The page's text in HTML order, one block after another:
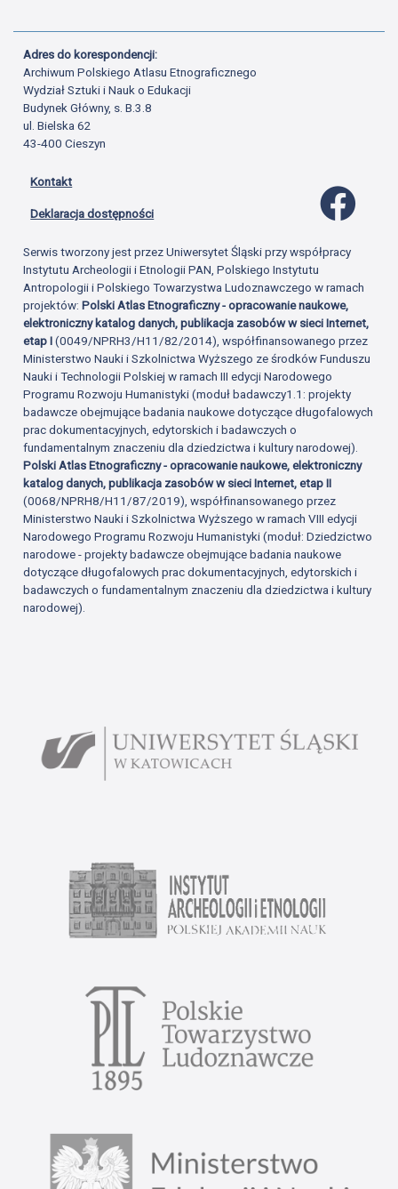
Adres do korespondencji:
Archiwum Polskiego Atlasu Etnograficznego
Wydział Sztuki i Nauk o Edukacji
Budynek Główny, s. B.3.8
ul. Bielska 62
43-400 Cieszyn
Kontakt
Deklaracja dostępności
Serwis tworzony jest przez Uniwersytet Śląski przy współpracy
Instytutu Archeologii i Etnologii PAN, Polskiego Instytutu
Antropologii i Polskiego Towarzystwa Ludoznawczego w ramach
projektów:Polski Atlas Etnograficzny - opracowanie naukowe,
elektroniczny katalog danych, publikacja zasobów w sieci Internet,
etap I(0049/NPRH3/H11/82/2014), współfinansowanego przez
Ministerstwo Nauki i Szkolnictwa Wyższego ze środków Funduszu
Nauki i Technologii Polskiej w ramach III edycji Narodowego
Programu Rozwoju Humanistyki (moduł badawczy1.1: projekty
badawcze obejmujące badania naukowe dotyczące długofalowych
prac dokumentacyjnych, edytorskich i badawczych o
fundamentalnym znaczeniu dla dziedzictwa i kultury narodowej).
Polski Atlas Etnograficzny - opracowanie naukowe, elektroniczny
katalog danych, publikacja zasobów w sieci Internet, etap II
(0068/NPRH8/H11/87/2019), współfinansowanego przez
Ministerstwo Nauki i Szkolnictwa Wyższego w ramach VIII edycji
Narodowego Programu Rozwoju Humanistyki (moduł: Dziedzictwo
narodowe - projekty badawcze obejmujące badania naukowe
dotyczące długofalowych prac dokumentacyjnych, edytorskich i
badawczych o fundamentalnym znaczeniu dla dziedzictwa i kultury
narodowej).